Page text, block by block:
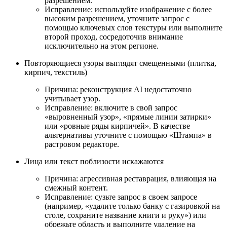
Исправление: используйте изображение с более
высоким разрешением, уточните запрос с
помощью ключевых слов текстуры или выполните
второй проход, сосредоточив внимание
исключительно на этом регионе.
Повторяющиеся узоры выглядят смещенными (плитка,
кирпич, текстиль)
Причина: реконструкция AI недостаточно
учитывает узор.
Исправление: включите в свой запрос
«выровненный узор», «прямые линии затирки»
или «ровные ряды кирпичей». В качестве
альтернативы уточните с помощью «Штампа» в
растровом редакторе.
Лица или текст поблизости искажаются
Причина: агрессивная реставрация, влияющая на
смежный контент.
Исправление: сузьте запрос в своем запросе
(например, «удалите только банку с газировкой на
столе, сохраните название книги и руку») или
обрежьте область и выполните удаление на